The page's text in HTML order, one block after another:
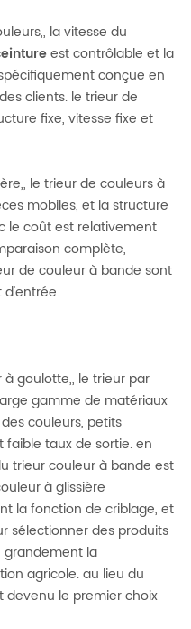
la vitesse du
est contrôlable et la
conçue en
clients. le trieur de
fixe, vitesse fixe et
le trieur de couleurs à
mobiles, et la structure
le coût est relativement
complète,
de couleur à bande sont
d'entrée.
goulotte,, le trieur par
gamme de matériaux
couleurs, petits
taux de sortie. en
trieur couleur à bande est
à glissière
la fonction de criblage, et
sélectionner des produits
grandement la
agricole. au lieu du
devenu le premier choix